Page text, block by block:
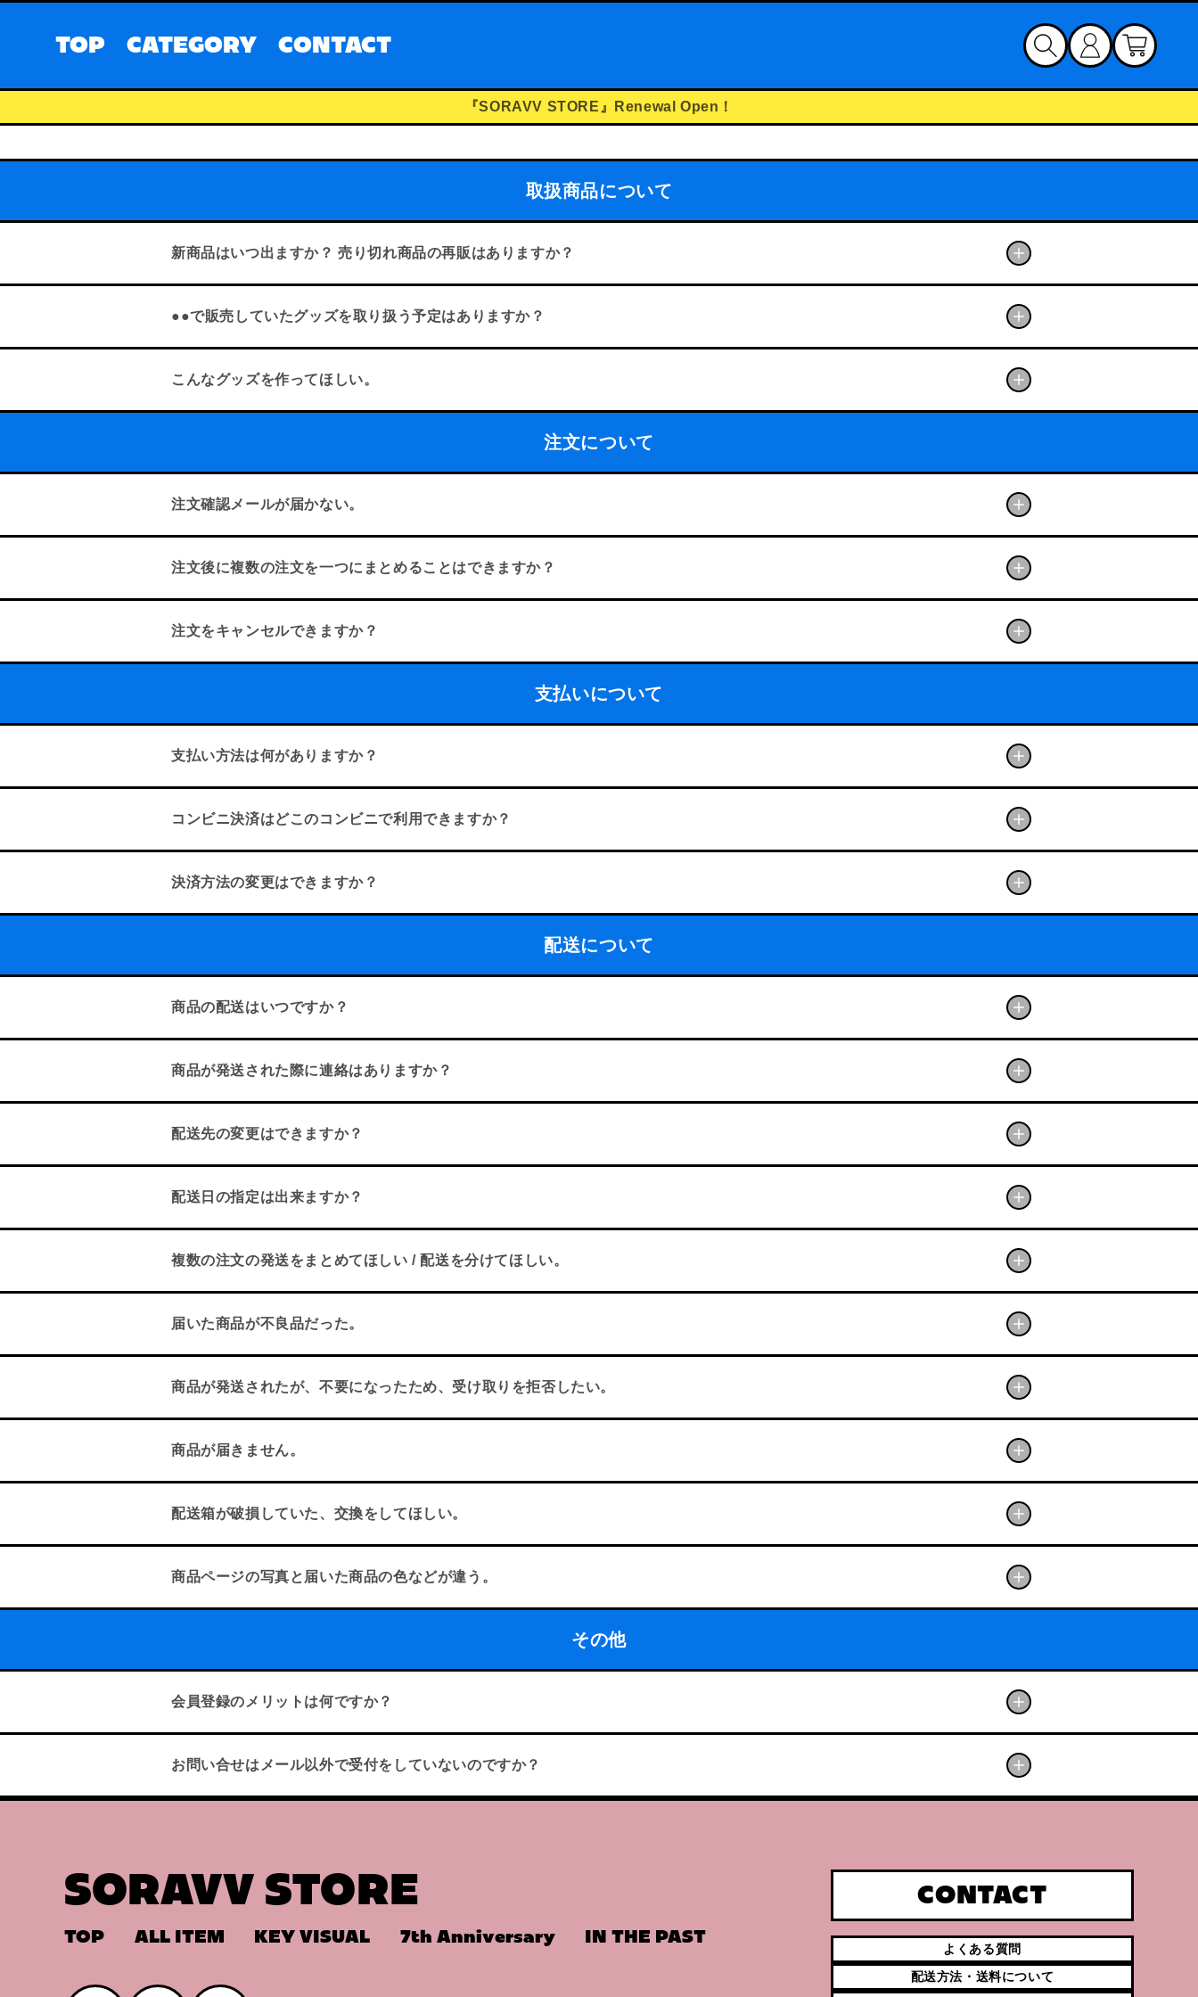
コンテ
TOP CATEGORY CONTACT
グ
イ
カ
ー
ト
『SORAVV STORE』Renewal Open！
取扱商品について
新商品はいつ出ますか？ 売り切れ商品の再販はありますか？
●●で販売していたグッズを取り扱う予定はありますか？
こんなグッズを作ってほしい。
注文について
注文確認メールが届かない。
注文後に複数の注文を一つにまとめることはできますか？
注文をキャンセルできますか？
支払いについて
支払い方法は何がありますか？
コンビニ決済はどこのコンビニで利用できますか？
決済方法の変更はできますか？
配送について
商品の配送はいつですか？
商品が発送された際に連絡はありますか？
配送先の変更はできますか？
配送日の指定は出来ますか？
複数の注文の発送をまとめてほしい / 配送を分けてほしい。
届いた商品が不良品だった。
商品が発送されたが、不要になったため、受け取りを拒否したい。
商品が届きません。
配送箱が破損していた、交換をしてほしい。
商品ページの写真と届いた商品の色などが違う。
その他
会員登録のメリットは何ですか？
お問い合せはメール以外で受付をしていないのですか？
SORAVV STORE
TOP ALL ITEM KEY VISUAL 7th Anniversary IN THE PAST
CONTACT
よくある質問
配送方法・送料について